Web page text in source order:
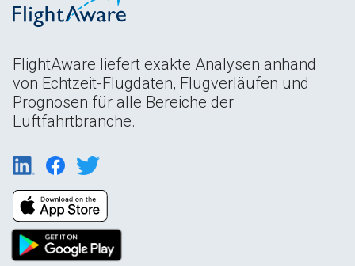
FlightAware liefert exakte Analysen anhand
von Echtzeit-Flugdaten, Flugverläufen und
Prognosen für alle Bereiche der
Luftfahrtbranche.